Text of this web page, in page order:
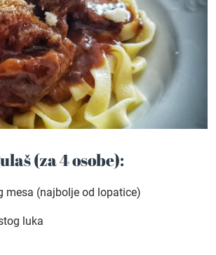
(za 4 osobe):
mesa (najbolje od lopatice)
luka